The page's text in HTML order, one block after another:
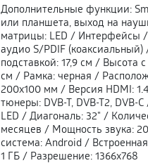
Дополнительные функции:
или планшета, выход на
матрицы: LED / Интерфейсы
аудио S/PDIF (коаксиальный)
подставкой: 17,9 см / Высота
см / Рамка: черная /
200х100 мм / Версия HDMI: 1.4
тюнеры: DVB-T, DVB-T2, DVB-C
LED / Диагональ: 32" /
месяцев / Мощность звука:
система: Android /
1 ГБ / Разрешение: 1366x768